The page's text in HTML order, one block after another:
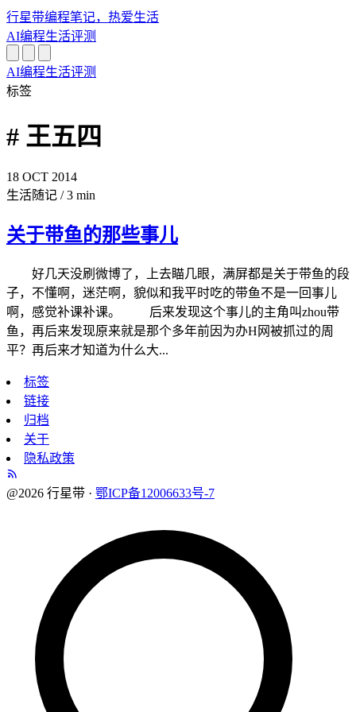
行星带编程笔记，热爱生活
AI编程生活评测
AI编程生活评测
标签
# 王五四
18 OCT 2014
生活随记 / 3 min
关于带鱼的那些事儿
好几天没刷微博了，上去瞄几眼，满屏都是关于带鱼的段
子，不懂啊，迷茫啊，貌似和我平时吃的带鱼不是一回事儿
啊，感觉补课补课。 后来发现这个事儿的主角叫zhou带
鱼，再后来发现原来就是那个多年前因为办H网被抓过的周
平？再后来才知道为什么大...
标签
链接
归档
关于
隐私政策
@2026 行星带 · 鄂ICP备12006633号-7